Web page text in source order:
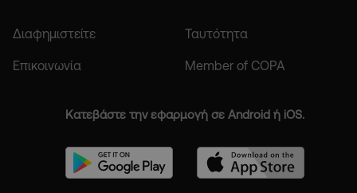
Διαφημιστείτε Ταυτότητα
Επικοινωνία Member of COPA
Κατεβάστε την εφαρμογή σε Android ή iOS.